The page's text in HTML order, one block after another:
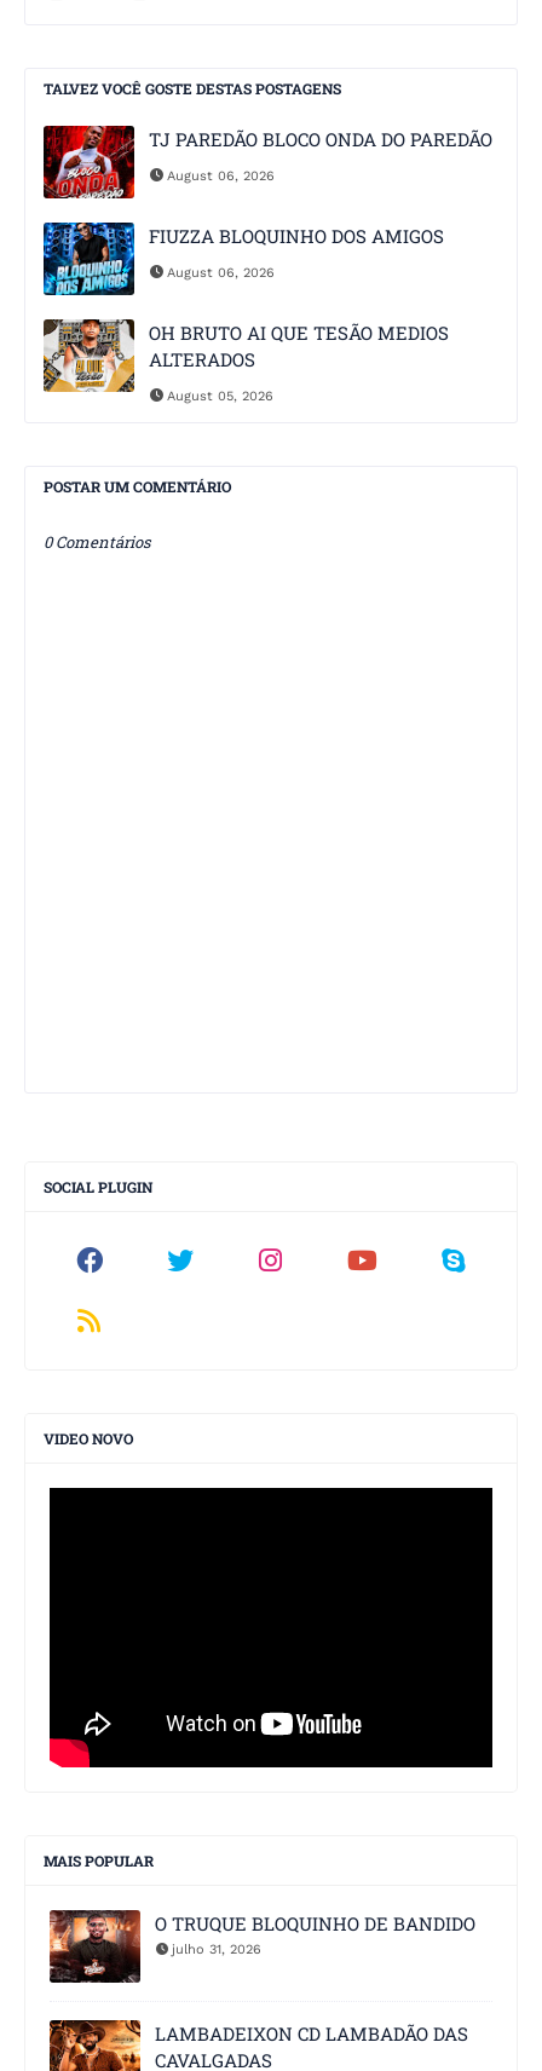
TALVEZ VOCÊ GOSTE DESTAS POSTAGENS
TJ PAREDÃO BLOCO ONDA DO PAREDÃO
August 06, 2026
FIUZZA BLOQUINHO DOS AMIGOS
August 06, 2026
OH BRUTO AI QUE TESÃO MEDIOS
ALTERADOS
August 05, 2026
POSTAR UM COMENTÁRIO
0 Comentários
SOCIAL PLUGIN
VIDEO NOVO
MAIS POPULAR
O TRUQUE BLOQUINHO DE BANDIDO
julho 31, 2026
LAMBADEIXON CD LAMBADÃO DAS
CAVALGADAS